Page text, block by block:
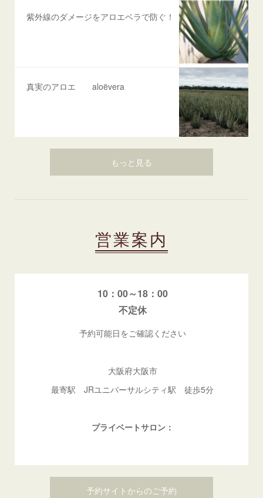
紫外線のダメージをアロエベラで防ぐ！
真実のアロエ aloëvera
もっと見る
営業案内
10：00～18：00
不定休
予約可能日をご確認ください
大阪府大阪市
最寄駅 JRユニバーサルシティ駅 徒歩5分
プライベートサロン：
予約サイトからのご予約